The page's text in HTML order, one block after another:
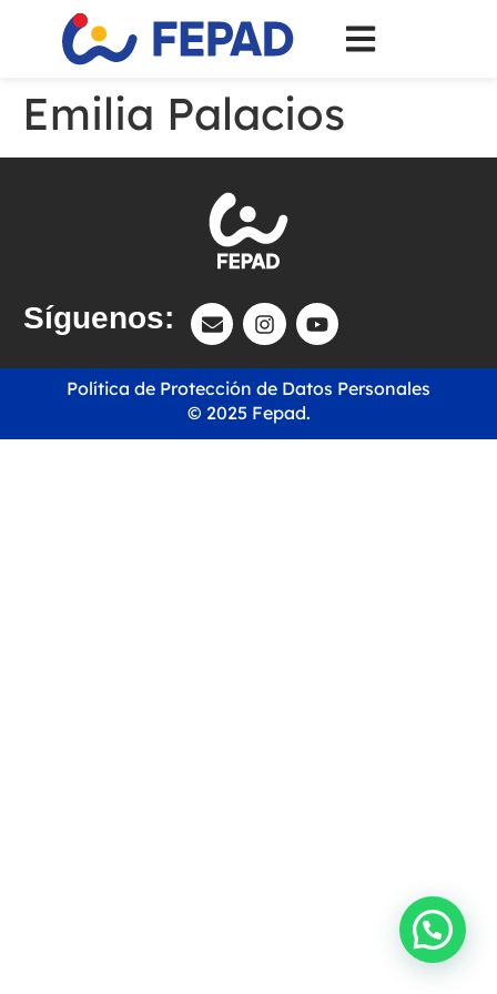
Emilia Palacios
Síguenos:
© 2025 Fepad.
Política de Protección de Datos Personales